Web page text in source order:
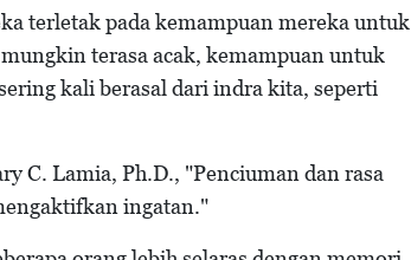
terletak pada kemampuan mereka untuk
terasa acak, kemampuan untuk
kali berasal dari indra kita, seperti
C. Lamia, Ph.D., "Penciuman dan rasa
ingatan."